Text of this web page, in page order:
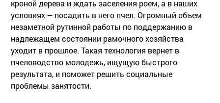
кроной дерева и ждать заселения роем, а в наших
условиях – посадить в него пчел. Огромный объем
незаметной рутинной работы по поддержанию в
надлежащем состоянии рамочного хозяйства
уходит в прошлое. Такая технология вернет в
пчеловодство молодежь, ищущую быстрого
результата, и поможет решить социальные
проблемы занятости.